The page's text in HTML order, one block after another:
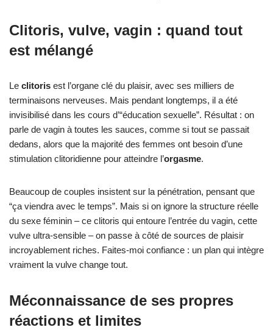
Clitoris, vulve, vagin : quand tout
est mélangé
Le clitoris est l’organe clé du plaisir, avec ses milliers de
terminaisons nerveuses. Mais pendant longtemps, il a été
invisibilisé dans les cours d’“éducation sexuelle”. Résultat : on
parle de vagin à toutes les sauces, comme si tout se passait
dedans, alors que la majorité des femmes ont besoin d’une
stimulation clitoridienne pour atteindre l’orgasme.
Beaucoup de couples insistent sur la pénétration, pensant que
“ça viendra avec le temps”. Mais si on ignore la structure réelle
du sexe féminin – ce clitoris qui entoure l’entrée du vagin, cette
vulve ultra-sensible – on passe à côté de sources de plaisir
incroyablement riches. Faites-moi confiance : un plan qui intègre
vraiment la vulve change tout.
Méconnaissance de ses propres
réactions et limites